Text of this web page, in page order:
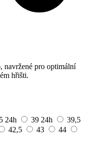
pro optimální
hřišti.
24h 39 24h
39,5
42,5 43
44